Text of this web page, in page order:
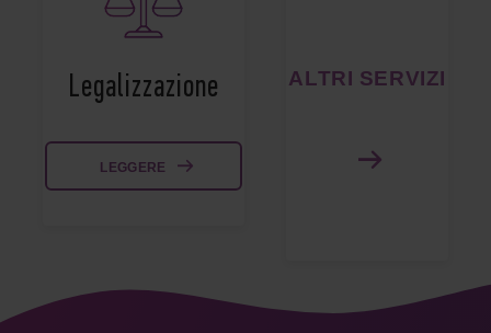
Legalizzazione
LEGGERE
ALTRI SERVIZI